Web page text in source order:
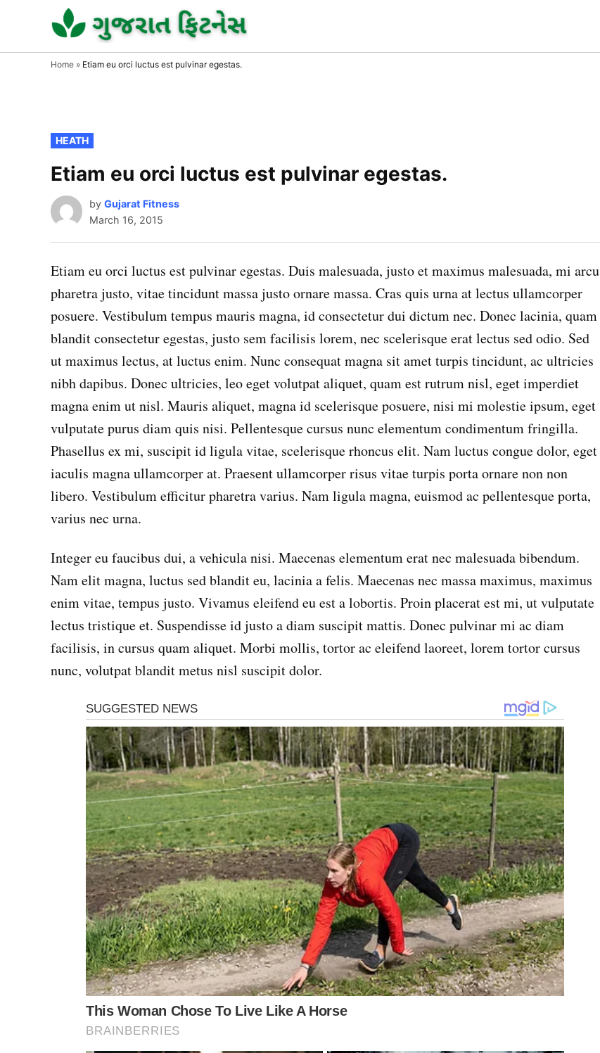
content
FITNESS
Home » Etiam eu orci luctus est pulvinar egestas.
POSTED
IN
HEATH
Etiam eu orci luctus est pulvinar egestas.
by Gujarat Fitness
March 16, 2015
Etiam eu orci luctus est pulvinar egestas. Duis malesuada, justo et maximus malesuada, mi arcu
pharetra justo, vitae tincidunt massa justo ornare massa. Cras quis urna at lectus ullamcorper
posuere. Vestibulum tempus mauris magna, id consectetur dui dictum nec. Donec lacinia, quam
blandit consectetur egestas, justo sem facilisis lorem, nec scelerisque erat lectus sed odio. Sed
ut maximus lectus, at luctus enim. Nunc consequat magna sit amet turpis tincidunt, ac ultricies
nibh dapibus. Donec ultricies, leo eget volutpat aliquet, quam est rutrum nisl, eget imperdiet
magna enim ut nisl. Mauris aliquet, magna id scelerisque posuere, nisi mi molestie ipsum, eget
vulputate purus diam quis nisi. Pellentesque cursus nunc elementum condimentum fringilla.
Phasellus ex mi, suscipit id ligula vitae, scelerisque rhoncus elit. Nam luctus congue dolor, eget
iaculis magna ullamcorper at. Praesent ullamcorper risus vitae turpis porta ornare non non
libero. Vestibulum efficitur pharetra varius. Nam ligula magna, euismod ac pellentesque porta,
varius nec urna.
Integer eu faucibus dui, a vehicula nisi. Maecenas elementum erat nec malesuada bibendum.
Nam elit magna, luctus sed blandit eu, lacinia a felis. Maecenas nec massa maximus, maximus
enim vitae, tempus justo. Vivamus eleifend eu est a lobortis. Proin placerat est mi, ut vulputate
lectus tristique et. Suspendisse id justo a diam suscipit mattis. Donec pulvinar mi ac diam
facilisis, in cursus quam aliquet. Morbi mollis, tortor ac eleifend laoreet, lorem tortor cursus
nunc, volutpat blandit metus nisl suscipit dolor.